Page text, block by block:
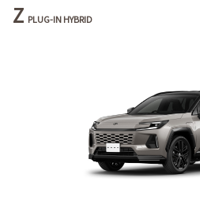
Z PLUG-IN HYBRID